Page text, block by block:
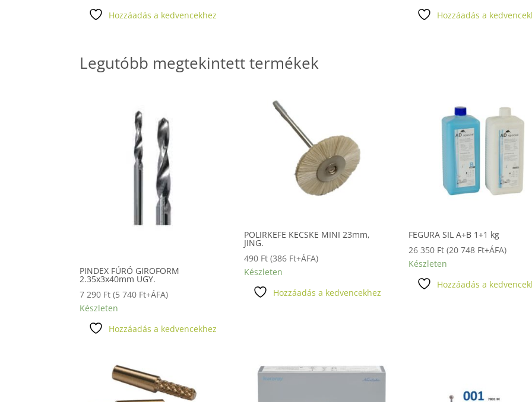
Hozzáadás a kedvencekhez
Hozzáadás a
Legutóbb megtekintett termékek
PINDEX FÚRÓ GIROFORM
2.35x3x40mm UGY.
7 290 Ft (5 740 Ft+ÁFA)
Készleten
Hozzáadás a kedvencekhez
POLIRKEFE KECSKE MINI 23mm,
JING.
490 Ft (386 Ft+ÁFA)
Készleten
Hozzáadás a kedvencekhez
FEGURA SIL A+B 1+1 kg
26 350 Ft (20 748 Ft+ÁFA)
Készleten
Hozzáadás a